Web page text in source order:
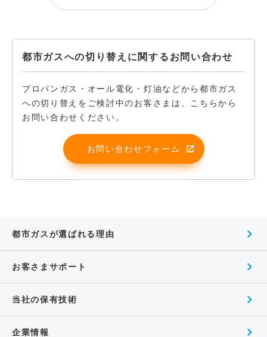
都市ガスへの切り替えに関するお問い合わせ
プロパンガス・オール電化・灯油などから都市ガス
への切り替えをご検討中のお客さまは、こちらから
お問い合わせください。
お問い合わせフォーム
都市ガスが選ばれる理由
お客さまサポート
当社の保有技術
企業情報